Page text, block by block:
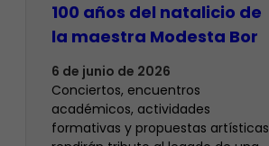
100 años del natalicio de
la maestra Modesta Bor
6 de junio de 2026
Conciertos, encuentros
académicos, actividades
formativas y propuestas artísticas